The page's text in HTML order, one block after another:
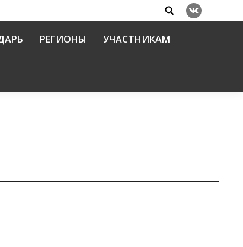
Search:
Вконтакте
РЕГИОНЫ УЧАСТНИКАМ